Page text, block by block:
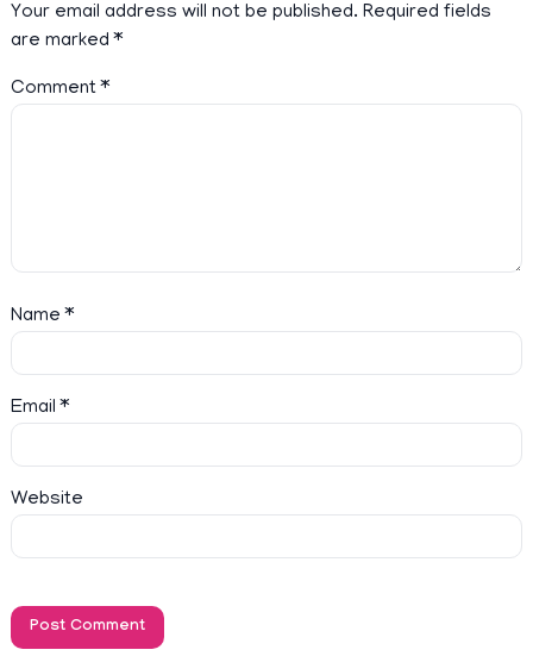
Your email address will not be published. Required fields
are marked*
Comment*
Name*
Email*
Website